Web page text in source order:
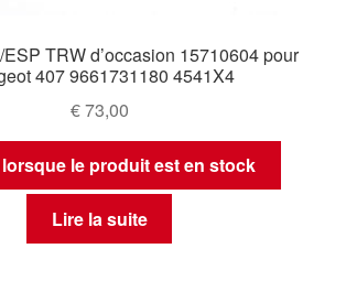
TRW d’occasion 15710604 pour
407 9661731180 4541X4
€73,00
le produit est en stock
Lire la suite